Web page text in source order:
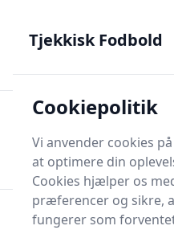
dansk
Søg nu
Tjekkisk Fodbold
Cookiepolitik
Vi anvender cookies
at optimere din
Cookies hjælper os
præferencer og sikre,
fungerer som